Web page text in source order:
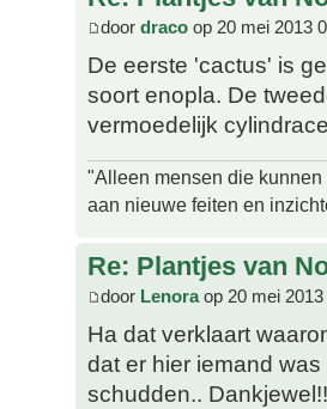
door draco op 20 mei 2013
De eerste 'cactus' is
soort enopla. De
vermoedelijk
"Alleen mensen die
aan nieuwe feiten en
Re: Plantjes van
door Lenoraop 20 mei 2013
Ha dat verklaart
dat er hier iemand
schudden..